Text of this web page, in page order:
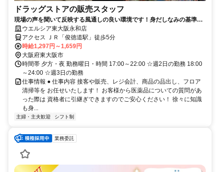
ドラッグストアの販売スタッフ
現場の声を聞いて反映する風通しの良い環境です！身だしなみの基準を
大幅に緩和しました！
ウエルシア東大阪永和店
アクセス ＪＲ「俊徳道駅」徒歩5分
時給1,297円～1,659円
大阪府東大阪市
時間帯 夕方・夜 勤務曜日・時間 17:00～22:00 ☆週2日の勤務 18:00
～24:00 ☆週3日の勤務
仕事情報 ● 仕事内容 接客や販売、レジ会計、商品の品出し、フロア
清掃等を お任せいたします！ お客様から医薬品についての質問があ
った際は 資格者に引継ぎできますのでご安心ください！ 徐々に知識
も身...
主婦・主夫歓迎 シフト制
業務委託